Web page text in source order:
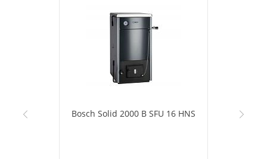
Bosch Solid 2000 B SFU 16 HNS